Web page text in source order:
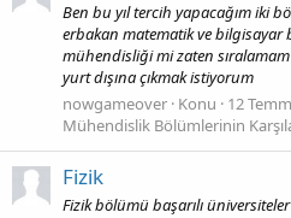
Ben bu yıl tercih yapacağım iki
erbakan matematik ve
mühendisliği mi zaten
yurt dışına çıkmak istiyorum
nowgameover Konu 12
Mühendislik Bölümlerinin
Fizik
Fizik bölümü başarılı